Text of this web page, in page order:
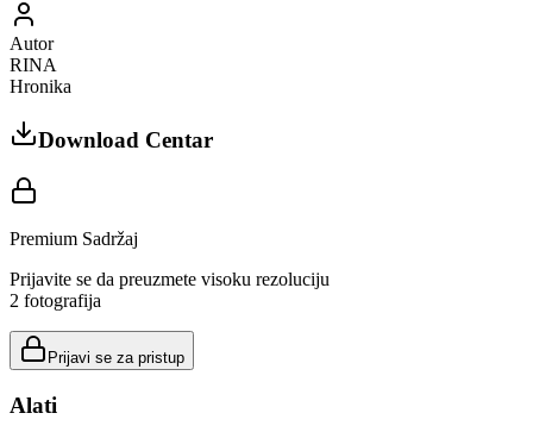
Autor
RINA
Hronika
Download Centar
Premium Sadržaj
Prijavite se da preuzmete visoku rezoluciju
2 fotografija
Prijavi se za pristup
Alati